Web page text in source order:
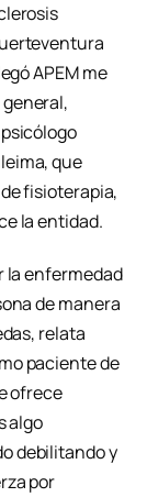
APEM me
que
fisioterapia,
la entidad.
la enfermedad
de manera
relata
paciente de
ofrece
algo
debilitando y
por